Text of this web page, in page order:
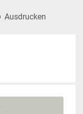
Ausdrucken